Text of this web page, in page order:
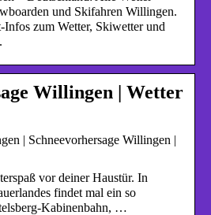
und Skifahren Willingen.
Infos zum Wetter, Skiwetter und
Willingen | Wetter
| Schneevorhersage Willingen |
vor deiner Haustür. In
findet mal ein so
Kabinenbahn, …